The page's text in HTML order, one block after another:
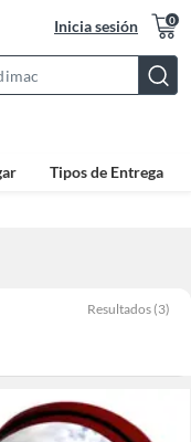
Inicia sesión 0
Bar
Tipos de Entrega
Resultados (3)